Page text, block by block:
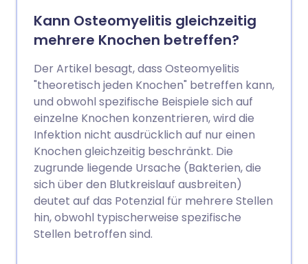
Kann Osteomyelitis gleichzeitig
mehrere Knochen betreffen?
Der Artikel besagt, dass Osteomyelitis
"theoretisch jeden Knochen" betreffen kann,
und obwohl spezifische Beispiele sich auf
einzelne Knochen konzentrieren, wird die
Infektion nicht ausdrücklich auf nur einen
Knochen gleichzeitig beschränkt. Die
zugrunde liegende Ursache (Bakterien, die
sich über den Blutkreislauf ausbreiten)
deutet auf das Potenzial für mehrere Stellen
hin, obwohl typischerweise spezifische
Stellen betroffen sind.